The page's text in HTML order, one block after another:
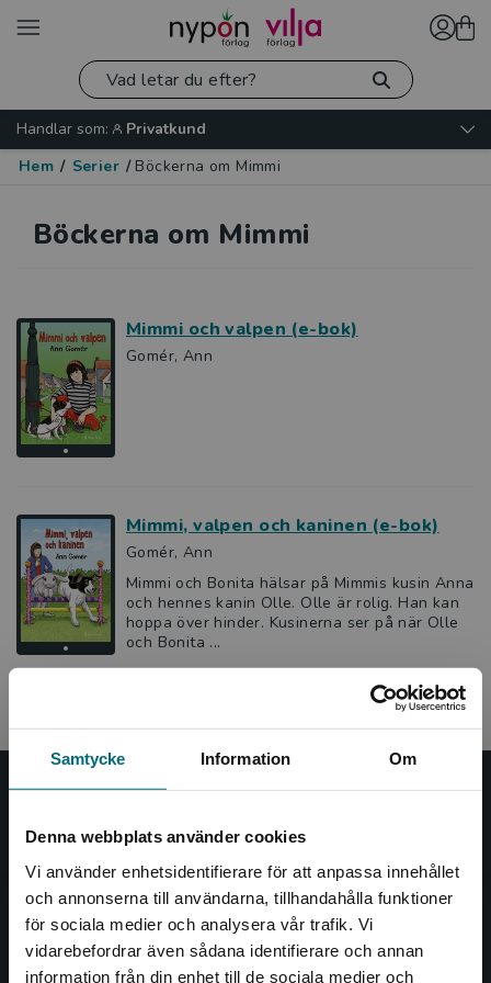
Samtycke Information Om
Denna webbplats använder cookies
Vi använder enhetsidentifierare för att anpassa innehållet
och annonserna till användarna, tillhandahålla funktioner
för sociala medier och analysera vår trafik. Vi
vidarebefordrar även sådana identifierare och annan
information från din enhet till de sociala medier och
Begränsad fraktregion
Handlar som:
Privatkund
Hem / Serier / Böckerna om Mimmi
Böckerna om Mimmi
Mimmi och valpen (e-bok)
Gomér, Ann
Mimmi, valpen och kaninen (e-bok)
Gomér, Ann
Mimmi och Bonita hälsar på Mimmis kusin Anna
och hennes kanin Olle. Olle är rolig. Han kan
hoppa över hinder. Kusinerna ser på när Olle
och Bonita ...
och öppnar dörren till nya världar och möjligheter för
såväl barn som vuxna.
Nypon och Vilja förlag är en del av Studentlitteratur.